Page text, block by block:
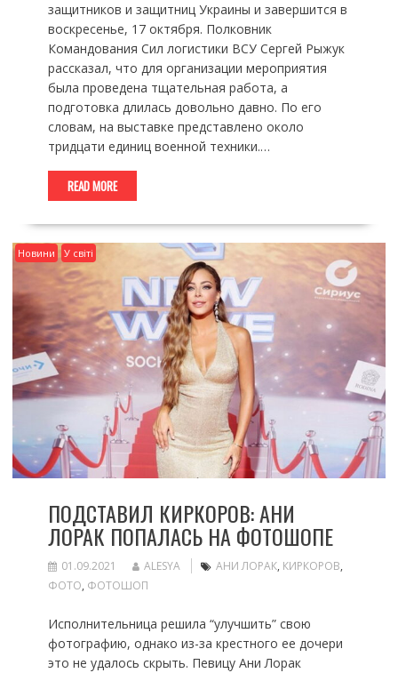
защитников и защитниц Украины и завершится в
воскресенье, 17 октября. Полковник
Командования Сил логистики ВСУ Сергей Рыжук
рассказал, что для организации мероприятия
была проведена тщательная работа, а
подготовка длилась довольно давно. По его
словам, на выставке представлено около
тридцати единиц военной техники.…
READ MORE
Новини У світі
ПОДСТАВИЛ КИРКОРОВ: АНИ
ЛОРАК ПОПАЛАСЬ НА ФОТОШОПЕ
01.09.2021 ALESYA АНИ ЛОРАК, КИРКОРОВ,
ФОТО, ФОТОШОП
Исполнительница решила “улучшить” свою
фотографию, однако из-за крестного ее дочери
это не удалось скрыть. Певицу Ани Лорак